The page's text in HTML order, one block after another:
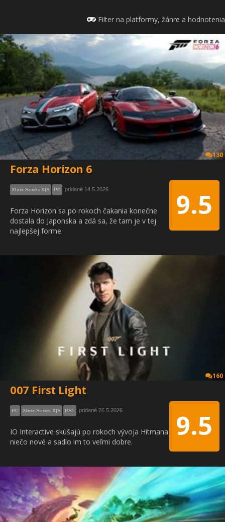
Filter na platformy, žánre a hodnotenia
130
Forza Horizon 6
9.5
Xbox Series X|S PC pridané 14.5.2026
Forza Horizon sa po rokoch čakania konečne
dostala do Japonska a zdá sa, že tam je v tej
najlepšej forme.
160
007 First Light
9.5
PC Xbox Series X|S PS5 pridané 26.5.2026
IO Interactive skúšajú po rokoch vývoja Hitmana
niečo nové a sadlo im to veľmi dobre.